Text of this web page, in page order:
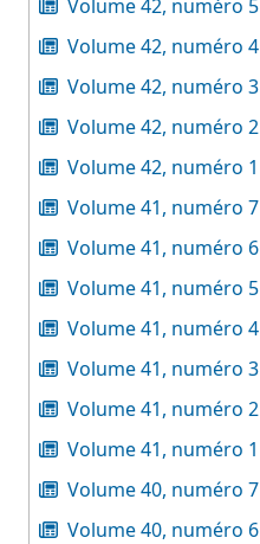
Volume 42, numéro 5
Volume 42, numéro 4
Volume 42, numéro 3
Volume 42, numéro 2
Volume 42, numéro 1
Volume 41, numéro 7
Volume 41, numéro 6
Volume 41, numéro 5
Volume 41, numéro 4
Volume 41, numéro 3
Volume 41, numéro 2
Volume 41, numéro 1
Volume 40, numéro 7
Volume 40, numéro 6